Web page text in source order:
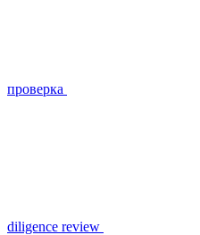
проверка
diligence review